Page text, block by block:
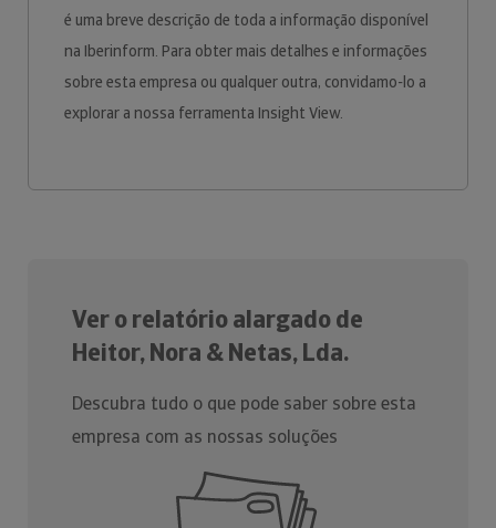
é uma breve descrição de toda a informação disponível
na Iberinform. Para obter mais detalhes e informações
sobre esta empresa ou qualquer outra, convidamo-lo a
explorar a nossa ferramenta Insight View.
Ver o relatório alargado de
Heitor, Nora & Netas, Lda.
Descubra tudo o que pode saber sobre esta
empresa com as nossas soluções